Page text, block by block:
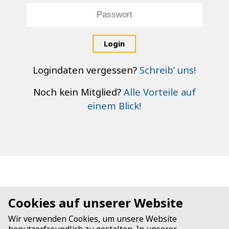
Login
Logindaten vergessen? Schreib’ uns!
Noch kein Mitglied? Alle Vorteile auf
einem Blick!
Cookies auf unserer Website
Wir verwenden Cookies, um unsere Website